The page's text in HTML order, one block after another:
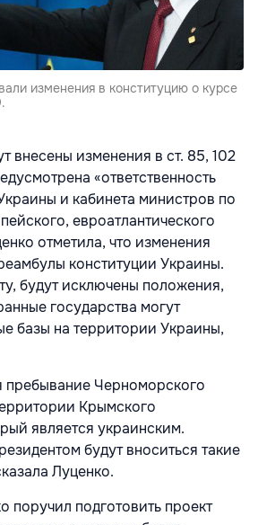
изменения в конституцию о курсе
внесены изменения в ст. 85, 102
«ответственность
и кабинета министров по
евроатлантического
отметила, что изменения
конституции Украины.
будут исключены положения,
государства могут
базы на территории Украины,
пребывание Черноморского
Крымского
является украинским.
будут вноситься такие
Луценко.
поручил подготовить проект